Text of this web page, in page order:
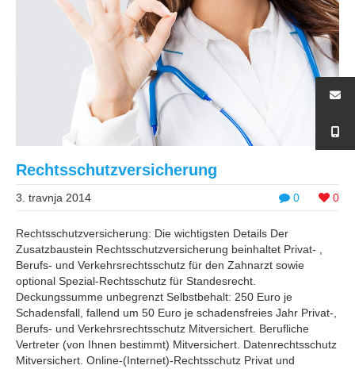
Rechtsschutzversicherung
0 0
3. travnja 2014
Rechtsschutzversicherung: Die wichtigsten Details Der
Zusatzbaustein Rechtsschutzversicherung beinhaltet Privat- ,
Berufs- und Verkehrsrechtsschutz für den Zahnarzt sowie
optional Spezial-Rechtsschutz für Standesrecht.
Deckungssumme unbegrenzt Selbstbehalt: 250 Euro je
Schadensfall, fallend um 50 Euro je schadensfreies Jahr Privat-,
Berufs- und Verkehrsrechtsschutz Mitversichert. Berufliche
Vertreter (von Ihnen bestimmt) Mitversichert. Datenrechtsschutz
Mitversichert. Online-(Internet)-Rechtsschutz Privat und